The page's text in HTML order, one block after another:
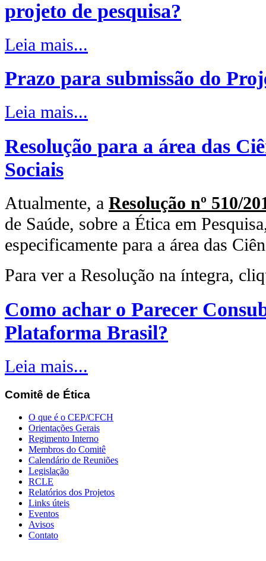
projeto de pesquisa?
Leia mais...
Prazo para submissão do
Leia mais...
Resolução para a área das
Sociais
Atualmente, a Resolução nº 510/
de Saúde, sobre a Ética em
especificamente para a área das
Para ver a Resolução na íntegra,
Como achar o Parecer
Plataforma Brasil?
Leia mais...
Comitê de Ética
O que é o CEP/CFCH
Orientações Gerais
Regimento Interno
Membros do Comitê
Calendário de Reuniões
Legislação
RCLE
Relatórios dos Projetos
Links úteis
Eventos
Avisos
Contato